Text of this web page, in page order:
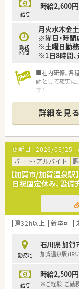
給与
時給2,600
勤務
時間
月火水木金
※曜日・時間
※土曜日勤
※1日8時間
■社内研修、各
師として確実に
す！
詳細を見る
更新日： 2026/06/25
パート・アルバイト
【加賀市/加賀温泉
日祝固定休み、設備
週32h以上 新卒可
勤務地
石川県 加賀
加賀温泉駅 (IR
給与
時給2,500
※ご経験・ご勤